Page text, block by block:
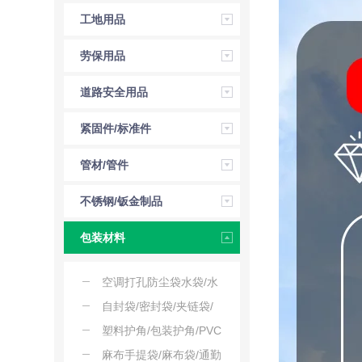
压工具
工地用品
劳保用品
道路安全用品
紧固件/标准件
管材/管件
不锈钢/钣金制品
包装材料
空调打孔防尘袋水袋/水
钻防尘袋/钻孔防尘袋
自封袋/密封袋/夹链袋/
样品袋/透明袋
塑料护角/包装护角/PVC
护角/防撞护角/转角保护
麻布手提袋/麻布袋/通勤